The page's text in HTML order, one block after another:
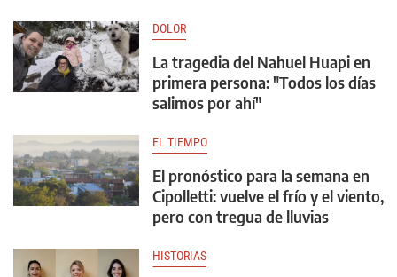
DOLOR
La tragedia del Nahuel Huapi en
primera persona: "Todos los días
salimos por ahí"
EL TIEMPO
El pronóstico para la semana en
Cipolletti: vuelve el frío y el viento,
pero con tregua de lluvias
HISTORIAS